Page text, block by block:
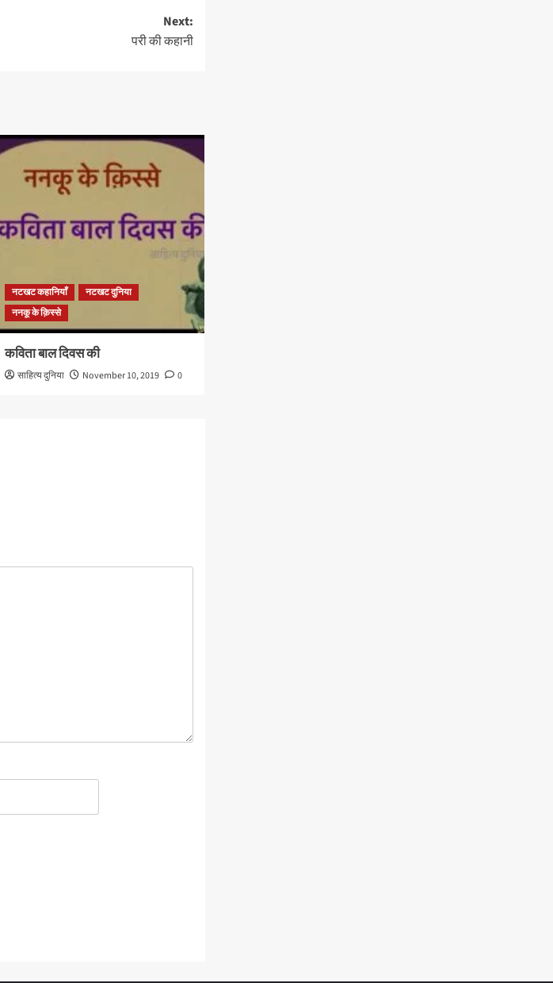
Next:
परी की कहानी
नटखट कहानियाँ
नटखट दुनिया
ननकू के क़िस्से
कविता बाल दिवस की
साहित्य दुनिया November 10, 2019 0